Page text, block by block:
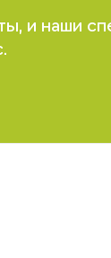
и наши